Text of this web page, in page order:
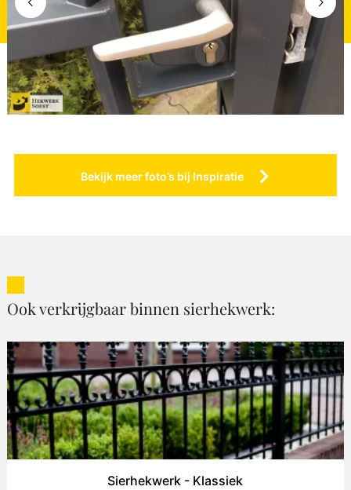
Bekijk meer foto’s bij Inspiratie
Ook verkrijgbaar binnen sierhekwerk:
Sierhekwerk - Klassiek